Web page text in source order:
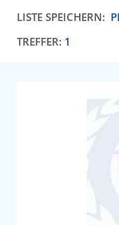
LISTE SPEICHERN:
TREFFER: 1